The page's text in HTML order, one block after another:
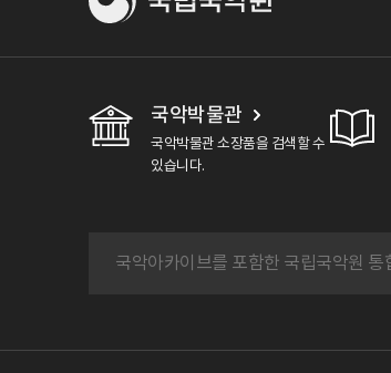
국악박물관
국악박물관 소장품을 검색할 수
있습니다.